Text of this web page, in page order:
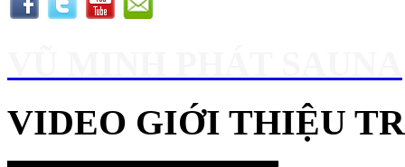
VIDEO GIỚI THIỆU